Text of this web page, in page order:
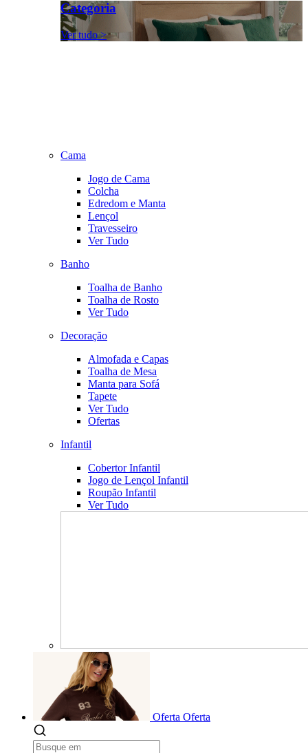
Categoria
Ver tudo >
Cama
Jogo de Cama
Colcha
Edredom e Manta
Lençol
Travesseiro
Ver Tudo
Banho
Toalha de Banho
Toalha de Rosto
Ver Tudo
Decoração
Almofada e Capas
Toalha de Mesa
Manta para Sofá
Tapete
Ver Tudo
Ofertas
Infantil
Cobertor Infantil
Jogo de Lençol Infantil
Roupão Infantil
Ver Tudo
Oferta Oferta